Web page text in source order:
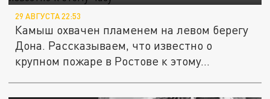
29 АВГУСТА 22:53
Камыш охвачен пламенем на левом берегу
Дона. Рассказываем, что известно о
крупном пожаре в Ростове к этому...